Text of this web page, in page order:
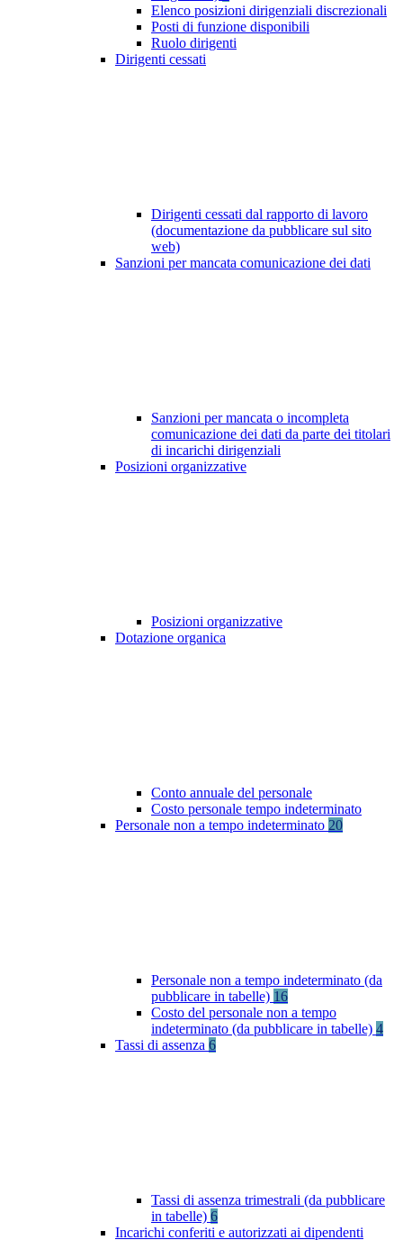
Elenco posizioni dirigenziali discrezionali
Posti di funzione disponibili
Ruolo dirigenti
Dirigenti cessati
Dirigenti cessati dal rapporto di lavoro
(documentazione da pubblicare sul sito
web)
Sanzioni per mancata comunicazione dei dati
Sanzioni per mancata o incompleta
comunicazione dei dati da parte dei titolari
di incarichi dirigenziali
Posizioni organizzative
Posizioni organizzative
Dotazione organica
Conto annuale del personale
Costo personale tempo indeterminato
Personale non a tempo indeterminato 20
Personale non a tempo indeterminato (da
pubblicare in tabelle) 16
Costo del personale non a tempo
indeterminato (da pubblicare in tabelle) 4
Tassi di assenza 6
Tassi di assenza trimestrali (da pubblicare
in tabelle) 6
Incarichi conferiti e autorizzati ai dipendenti